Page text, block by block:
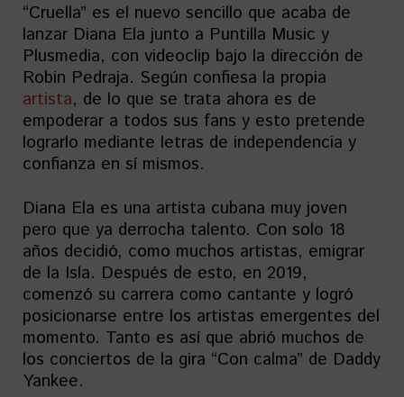
“Cruella” es el nuevo sencillo que acaba de
lanzar Diana Ela junto a Puntilla Music y
Plusmedia, con videoclip bajo la dirección de
Robin Pedraja. Según confiesa la propia
artista, de lo que se trata ahora es de
empoderar a todos sus fans y esto pretende
lograrlo mediante letras de independencia y
confianza en sí mismos.
Diana Ela es una artista cubana muy joven
pero que ya derrocha talento. Con solo 18
años decidió, como muchos artistas, emigrar
de la Isla. Después de esto, en 2019,
comenzó su carrera como cantante y logró
posicionarse entre los artistas emergentes del
momento. Tanto es así que abrió muchos de
los conciertos de la gira “Con calma” de Daddy
Yankee.